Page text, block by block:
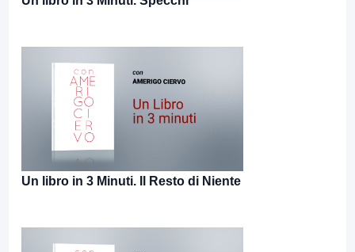
Un libro in 3 Minuti. Il Resto di Niente